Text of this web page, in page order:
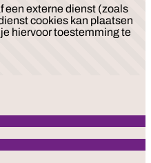
een externe dienst (zoals
cookies kan plaatsen
hiervoor toestemming te